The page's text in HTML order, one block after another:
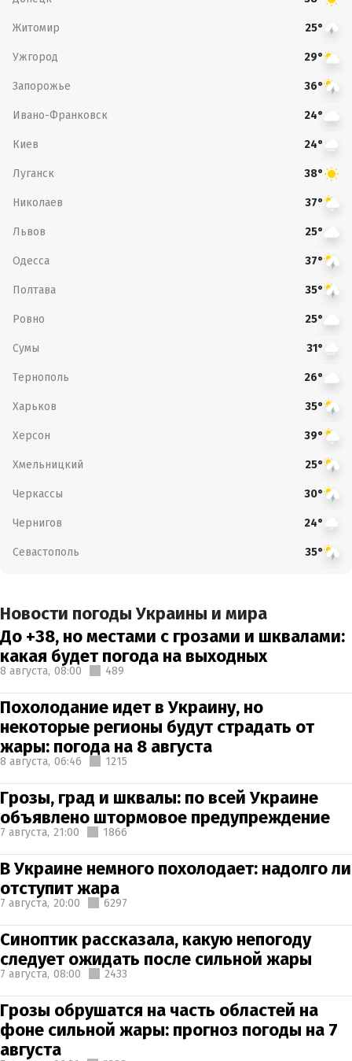
Житомир 25°
Ужгород 29°
Запорожье 36°
Ивано-Франковск 24°
Киев 24°
Луганск 38°
Николаев 37°
Львов 25°
Одесса 37°
Полтава 35°
Ровно 25°
Сумы 31°
Тернополь 26°
Харьков 35°
Херсон 39°
Хмельницкий 25°
Черкассы 30°
Чернигов 24°
Севастополь 35°
Новости погоды Украины и мира
До +38, но местами с грозами и шквалами:
какая будет погода на выходных
8 августа, 08:00 489
Похолодание идет в Украину, но
некоторые регионы будут страдать от
жары: погода на 8 августа
8 августа, 06:46 1215
Грозы, град и шквалы: по всей Украине
объявлено штормовое предупреждение
7 августа, 21:00 1866
В Украине немного похолодает: надолго ли
отступит жара
7 августа, 20:00 6297
Синоптик рассказала, какую непогоду
следует ожидать после сильной жары
7 августа, 08:00 2433
Грозы обрушатся на часть областей на
фоне сильной жары: прогноз погоды на 7
августа